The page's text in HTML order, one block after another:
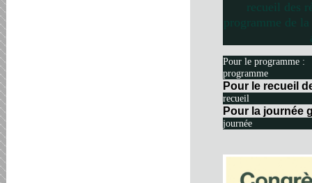
recueil des
programme de
Pour le programme :
programme
Pour le recueil
recueil
Pour la journée
journée